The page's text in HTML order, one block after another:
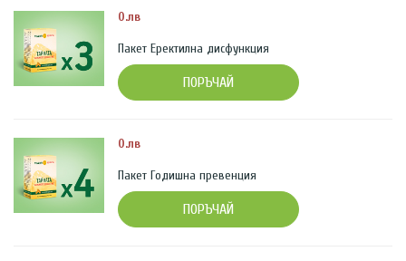
0.лв
Пакет Еректилна дисфункция
ПОРЪЧАЙ
0.лв
Пакет Годишна превенция
ПОРЪЧАЙ